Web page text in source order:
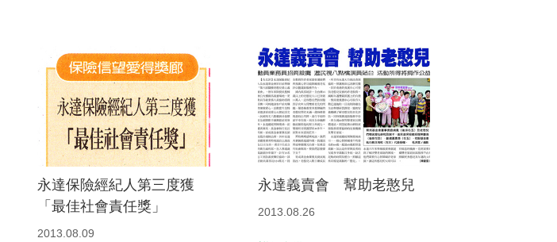
永達保險經紀人第三度獲
「最佳社會責任獎」
2013.08.09
永達義賣會 幫助老憨兒
2013.08.26